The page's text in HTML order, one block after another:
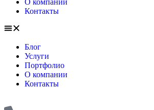
О компании
Контакты
Блог
Услуги
Портфолио
О компании
Контакты